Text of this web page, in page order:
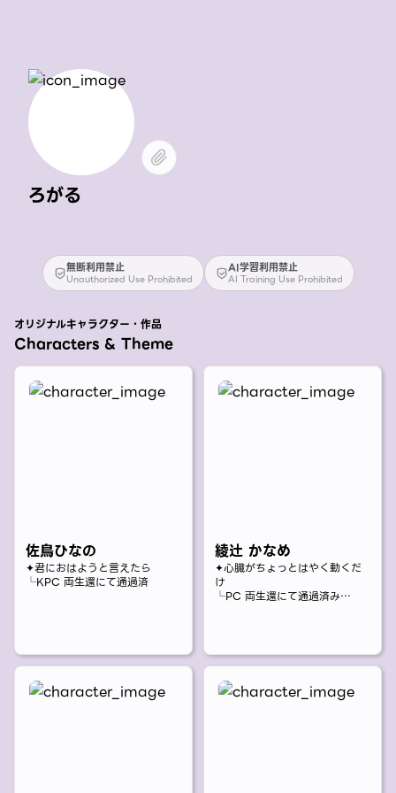
ろがる
無断利用禁止
Unauthorized Use Prohibited
AI学習利用禁止
AI Training Use Prohibited
オリジナルキャラクター・作品
Characters & Theme
佐鳥ひなの
✦君におはようと言えたら
└KPC 両生還にて通過済
綾辻 かなめ
✦心臓がちょっとはやく動くだ
け
└PC 両生還にて通過済み
を持っているわけでもないこと
を自覚している唯の少女。